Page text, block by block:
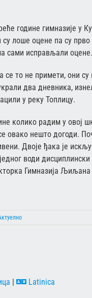
године гимназије у
лоше оцене па су прво
сами исправљали оцене.
се то не примети, они
два дневника,
у реку Топлицу.
колико радим у овој
овако нешто догоди.
Двоје ђака је
води дисциплински
Гимназија Љиљана
| Latinica